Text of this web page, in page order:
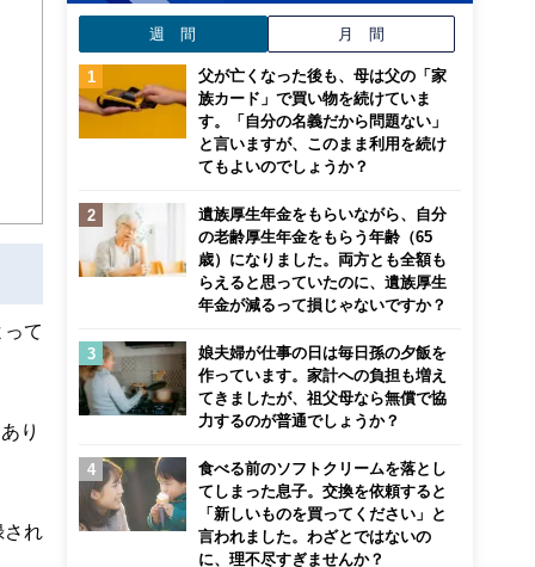
て
り
され
週 間 月 間
父が亡くなった後も、母は父の「家
族カード」で買い物を続けていま
す。「自分の名義だから問題ない」
と言いますが、このまま利用を続け
てもよいのでしょうか？
遺族厚生年金をもらいながら、自分
の老齢厚生年金をもらう年齢（65
歳）になりました。両方とも全額も
らえると思っていたのに、遺族厚生
年金が減るって損じゃないですか？
娘夫婦が仕事の日は毎日孫の夕飯を
作っています。家計への負担も増え
てきましたが、祖父母なら無償で協
力するのが普通でしょうか？
食べる前のソフトクリームを落とし
てしまった息子。交換を依頼すると
「新しいものを買ってください」と
言われました。わざとではないの
に、理不尽すぎませんか？